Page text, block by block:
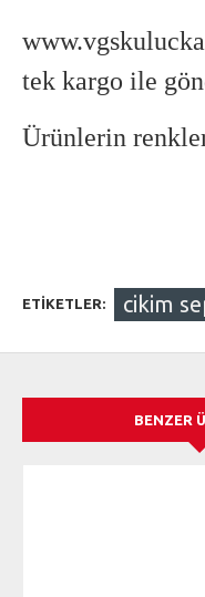
tek kargo ile
Ürünlerin
ETIKETLER: cikim
BENZER